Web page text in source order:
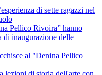
di sette ragazzi nel
Pellico Rivoira” hanno
di inaugurazione delle
al "Denina Pellico